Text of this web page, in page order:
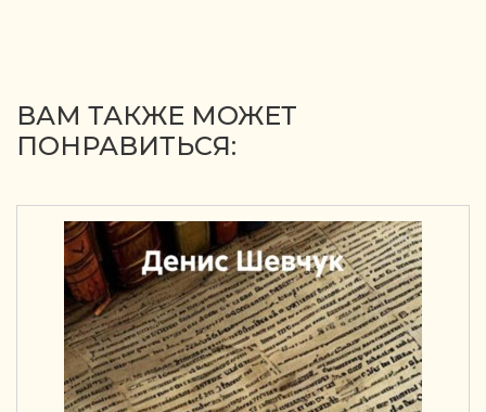
ВАМ ТАКЖЕ МОЖЕТ
ПОНРАВИТЬСЯ: